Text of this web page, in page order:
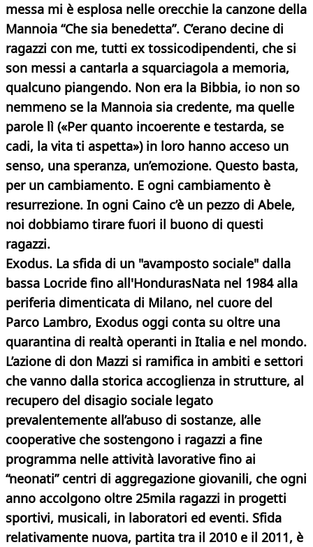
messa mi è esplosa nelle orecchie la canzone della
Mannoia “Che sia benedetta”. C’erano decine di
ragazzi con me, tutti ex tossicodipendenti, che si
son messi a cantarla a squarciagola a memoria,
qualcuno piangendo. Non era la Bibbia, io non so
nemmeno se la Mannoia sia credente, ma quelle
parole lì («Per quanto incoerente e testarda, se
cadi, la vita ti aspetta») in loro hanno acceso un
senso, una speranza, un’emozione. Questo basta,
per un cambiamento. E ogni cambiamento è
resurrezione. In ogni Caino c’è un pezzo di Abele,
noi dobbiamo tirare fuori il buono di questi
ragazzi.
Exodus. La sfida di un "avamposto sociale" dalla
bassa Locride fino all'HondurasNata nel 1984 alla
periferia dimenticata di Milano, nel cuore del
Parco Lambro, Exodus oggi conta su oltre una
quarantina di realtà operanti in Italia e nel mondo.
L’azione di don Mazzi si ramifica in ambiti e settori
che vanno dalla storica accoglienza in strutture, al
recupero del disagio sociale legato
prevalentemente all’abuso di sostanze, alle
cooperative che sostengono i ragazzi a fine
programma nelle attività lavorative fino ai
“neonati” centri di aggregazione giovanili, che ogni
anno accolgono oltre 25mila ragazzi in progetti
sportivi, musicali, in laboratori ed eventi. Sfida
relativamente nuova, partita tra il 2010 e il 2011, è